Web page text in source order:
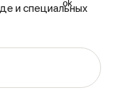
и специальных
ok